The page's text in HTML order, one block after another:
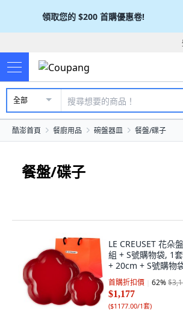
領取您的 $200 首購優惠卷!
全部
酷澎首頁 餐廚用品 碗盤器皿 餐盤/碟子
餐盤/碟子
LE CREUSET 花朵
組 + S號購物袋, 1
+ 20cm + S號購物
首購折扣價 62%
$1,177
($1177.00/1套)